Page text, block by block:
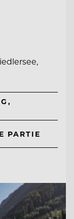
PARTIE